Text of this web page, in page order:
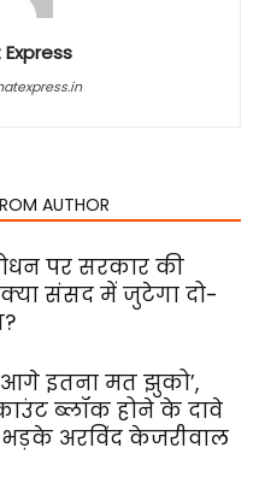
AUTHOR
पर सरकार की
क्या संसद में जुटेगा दो-
आगे इतना मत झुको’,
ब्लॉक होने के दावे
भड़के अरविंद केजरीवाल